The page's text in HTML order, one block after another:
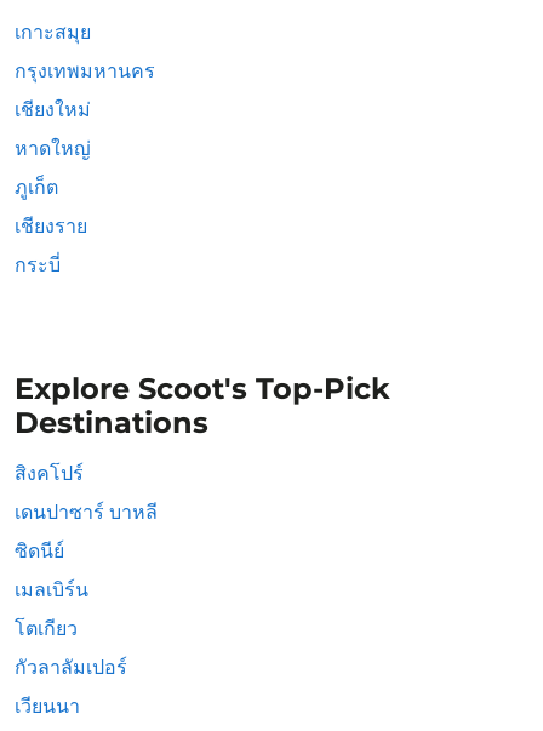
เกาะสมุย
กรุงเทพมหานคร
เชียงใหม่
หาดใหญ่
ภูเก็ต
เชียงราย
กระบี่
Explore Scoot's Top-Pick
Destinations
สิงคโปร์
เดนปาซาร์ บาหลี
ซิดนีย์
เมลเบิร์น
โตเกียว
กัวลาลัมเปอร์
เวียนนา